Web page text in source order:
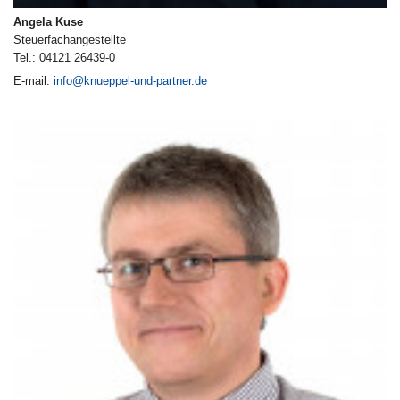
Angela Kuse
Steuerfachangestellte
Tel.: 04121 26439-0
E-mail: info@knueppel-und-partner.de